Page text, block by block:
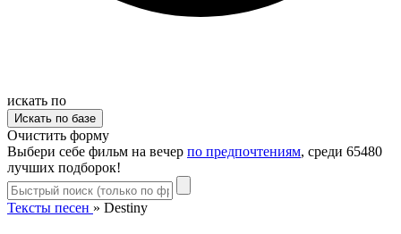
искать по
Очистить форму
Выбери себе фильм на вечер по предпочтениям, среди 65480
лучших подборок!
Тексты песен » Destiny